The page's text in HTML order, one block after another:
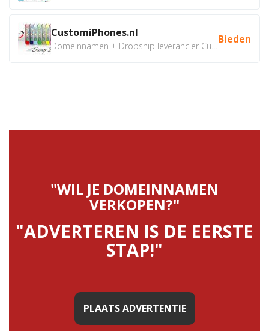
CustomiPhones.nl Bieden
"WIL JE DOMEINNAMEN
VERKOPEN?"
"ADVERTEREN IS DE EERSTE
STAP!"
PLAATS ADVERTENTIE